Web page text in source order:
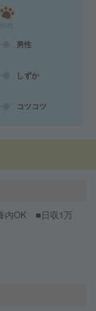
男性
しずか
コツコツ
内OK ■日収1万